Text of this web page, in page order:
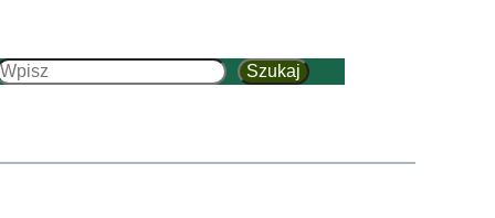
Szukaj